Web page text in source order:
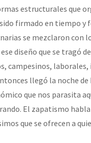
estructurales que
firmado en tiempo y
se mezclaron con
diseño que se tragó
campesinos, laborales,
llegó la noche de
que nos parasita
El zapatismo
que se ofrecen a